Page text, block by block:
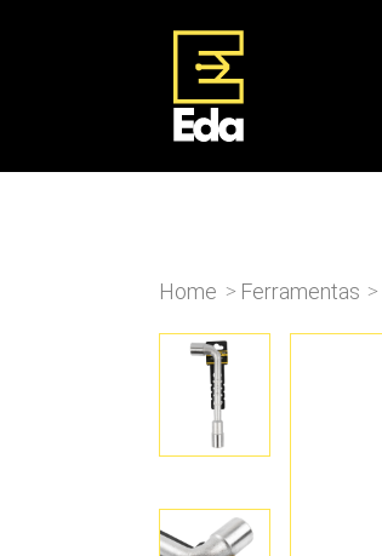
Home > Ferramentas >